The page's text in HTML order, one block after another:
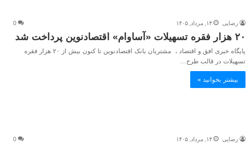
رضایی ۱۴, مرداد, ۱۴۰۵ 0
۲۰ هزار فقره تسهیلات «آساوام» اقتصادنوین پرداخت شد
پایگاه خبری افق و اقتصاد ، مشتریان بانک اقتصادنوین تا کنون بیش از ۲۰ هزار فقره
تسهیلات در قالب طرح…
بیشتر بخوانید »
رضایی ۱۴, مرداد, ۱۴۰۵ 0